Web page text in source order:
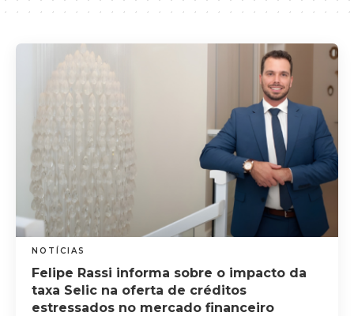
NOTÍCIAS
Felipe Rassi informa sobre o impacto da
taxa Selic na oferta de créditos
estressados no mercado financeiro